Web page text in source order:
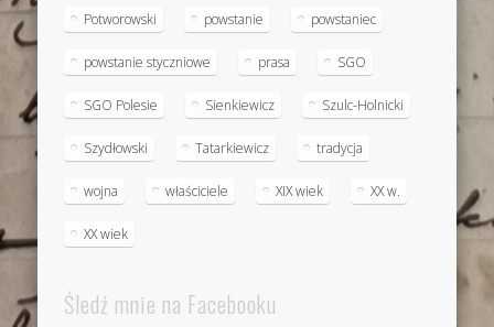
Potworowski powstanie powstaniec
powstanie styczniowe prasa SGO
SGO Polesie Sienkiewicz Szulc-Holnicki
Szydłowski Tatarkiewicz tradycja
wojna właściciele XIX wiek XX w.
XX wiek
Śledź mnie na Facebooku